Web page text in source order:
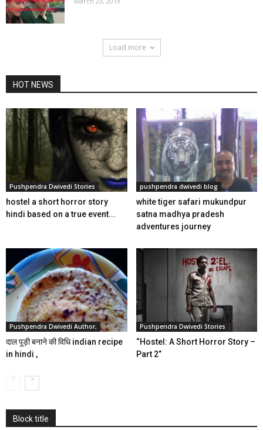
Load more
HOT NEWS
Pushpendra Dwivedi Stories
hostel a short horror story
hindi based on a true event...
pushpendra dwivedi blog
white tiger safari mukundpur
satna madhya pradesh
adventures journey
Pushpendra Dwivedi Author,
दाल पूड़ी बनाने की विधि indian recipe
in hindi ,
Pushpendra Dwivedi Stories
“Hostel: A Short Horror Story –
Part 2”
Block title